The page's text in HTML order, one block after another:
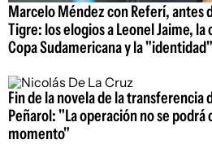
Marcelo Méndez con Referí, antes
Tigre: los elogios a Leonel Jaime,
Copa Sudamericana y la
Fin de la novela de la transferencia
Peñarol: "La operación no se
momento"